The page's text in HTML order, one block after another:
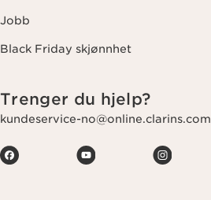
Jobb
Black Friday skjønnhet
Trenger du hjelp?
kundeservice-no@online.clarins.com